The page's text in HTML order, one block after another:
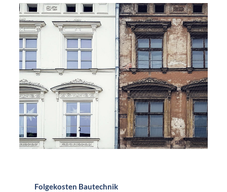
Folgekosten Bautechnik